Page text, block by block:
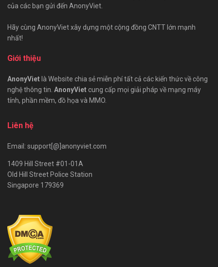
của các bạn gửi đến AnonyViet.
Hãy cùng AnonyViet xây dựng một cộng đồng CNTT lớn mạnh
nhất!
Giới thiệu
AnonyViet là Website chia sẻ miễn phí tất cả các kiến thức về công
nghệ thông tin. AnonyViet cung cấp mọi giải pháp về mạng máy
tính, phần mềm, đồ họa và MMO.
Liên hệ
Email: support[@]anonyviet.com
1409 Hill Street #01-01A
Old Hill Street Police Station
Singapore 179369